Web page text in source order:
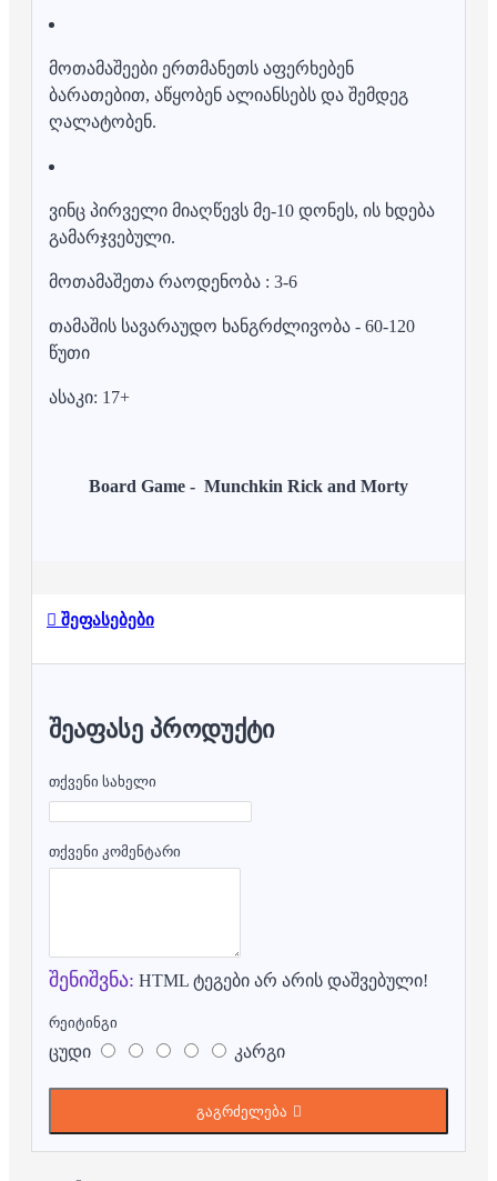
მოთამაშეები ერთმანეთს აფერხებენ
ბარათებით, აწყობენ ალიანსებს და შემდეგ
ღალატობენ.
ვინც პირველი მიაღწევს მე-10 დონეს, ის ხდება
გამარჯვებული.
მოთამაშეთა რაოდენობა : 3-6
თამაშის სავარაუდო ხანგრძლივობა - 60-120
წუთი
ასაკი: 17+
Board Game - Munchkin Rick and Morty
შეფასებები
ᲨᲔᲐᲤᲐᲡᲔ ᲞᲠᲝᲓᲣᲥᲢᲘ
თქვენი სახელი
თქვენი კომენტარი
შენიშვნა: HTML ტეგები არ არის დაშვებული!
რეიტინგი
ცუდი კარგი
გაგრძელება